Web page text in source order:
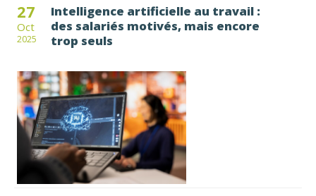
27
Oct
2025
Intelligence artificielle au travail :
des salariés motivés, mais encore
trop seuls